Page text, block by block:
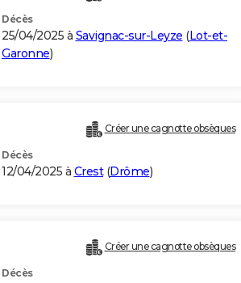
Décès
25/04/2025 à Savignac-sur-Leyze (Lot-et-
Garonne)
Créer une cagnotte obsèques
Décès
12/04/2025 à Crest(Drôme)
Créer une cagnotte obsèques
Décès